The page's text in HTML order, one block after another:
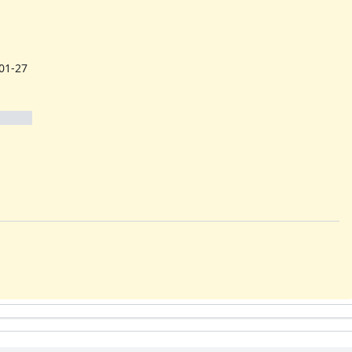
27